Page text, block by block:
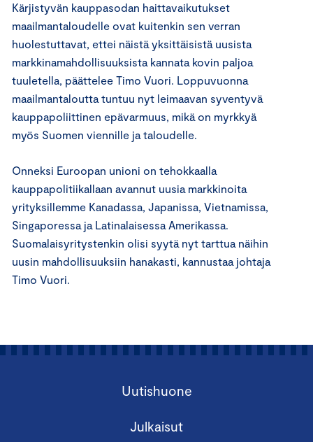
Kärjistyvän kauppasodan haittavaikutukset
maailmantaloudelle ovat kuitenkin sen verran
huolestuttavat, ettei näistä yksittäisistä uusista
markkinamahdollisuuksista kannata kovin paljoa
tuuletella, päättelee Timo Vuori. Loppuvuonna
maailmantaloutta tuntuu nyt leimaavan syventyvä
kauppapoliittinen epävarmuus, mikä on myrkkyä
myös Suomen viennille ja taloudelle.
Onneksi Euroopan unioni on tehokkaalla
kauppapolitiikallaan avannut uusia markkinoita
yrityksillemme Kanadassa, Japanissa, Vietnamissa,
Singaporessa ja Latinalaisessa Amerikassa.
Suomalaisyritystenkin olisi syytä nyt tarttua näihin
uusin mahdollisuuksiin hanakasti, kannustaa johtaja
Timo Vuori.
Uutishuone
Julkaisut